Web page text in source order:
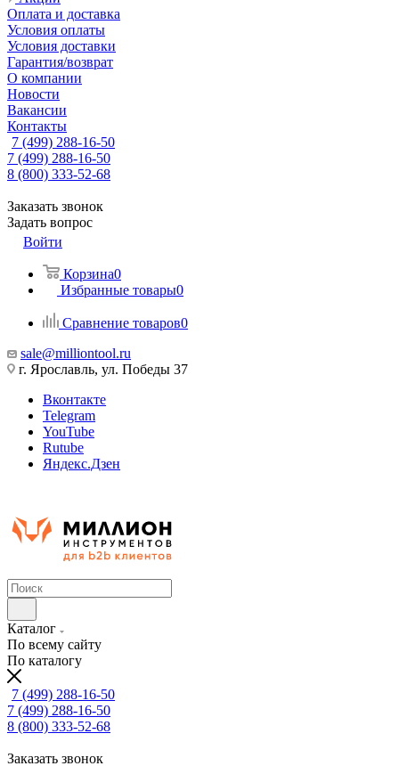
Оплата и доставка
Условия оплаты
Условия доставки
Гарантия/возврат
О компании
Новости
Вакансии
Контакты
7 (499) 288-16-50
7 (499) 288-16-50
8 (800) 333-52-68
Заказать звонок
Задать вопрос
Войти
Корзина0
Избранные товары0
Сравнение товаров0
sale@milliontool.ru
г. Ярославль, ул. Победы 37
Вконтакте
Telegram
YouTube
Rutube
Яндекс.Дзен
Каталог
По всему сайту
По каталогу
7 (499) 288-16-50
7 (499) 288-16-50
8 (800) 333-52-68
Заказать звонок